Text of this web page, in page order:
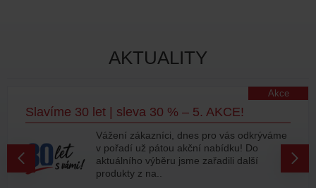
AKTUALITY
Slavíme 30 let | sleva 30 % – 5. AKCE!
Akce
Vážení zákazníci, dnes pro vás odkrýváme
v pořadí už pátou akční nabídku! Do
aktuálního výběru jsme zařadili další
produkty z na..